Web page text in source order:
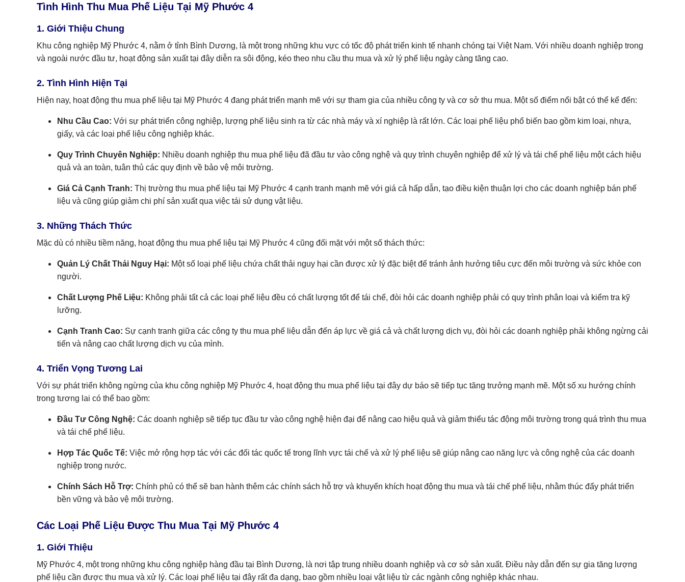
Tình Hình Thu Mua Phế Liệu Tại Mỹ Phước 4
1. Giới Thiệu Chung
Khu công nghiệp Mỹ Phước 4, nằm ở tỉnh Bình Dương, là một trong những khu vực có tốc độ phát triển kinh tế nhanh chóng tại Việt Nam. Với nhiều doanh nghiệp trong
và ngoài nước đầu tư, hoạt động sản xuất tại đây diễn ra sôi động, kéo theo nhu cầu thu mua và xử lý phế liệu ngày càng tăng cao.
2. Tình Hình Hiện Tại
Hiện nay, hoạt động thu mua phế liệu tại Mỹ Phước 4 đang phát triển mạnh mẽ với sự tham gia của nhiều công ty và cơ sở thu mua. Một số điểm nổi bật có thể kể đến:
Nhu Cầu Cao: Với sự phát triển công nghiệp, lượng phế liệu sinh ra từ các nhà máy và xí nghiệp là rất lớn. Các loại phế liệu phổ biến bao gồm kim loại, nhựa,
giấy, và các loại phế liệu công nghiệp khác.
Quy Trình Chuyên Nghiệp: Nhiều doanh nghiệp thu mua phế liệu đã đầu tư vào công nghệ và quy trình chuyên nghiệp để xử lý và tái chế phế liệu một cách hiệu
quả và an toàn, tuân thủ các quy định về bảo vệ môi trường.
Giá Cả Cạnh Tranh: Thị trường thu mua phế liệu tại Mỹ Phước 4 cạnh tranh mạnh mẽ với giá cả hấp dẫn, tạo điều kiện thuận lợi cho các doanh nghiệp bán phế
liệu và cũng giúp giảm chi phí sản xuất qua việc tái sử dụng vật liệu.
3. Những Thách Thức
Mặc dù có nhiều tiềm năng, hoạt động thu mua phế liệu tại Mỹ Phước 4 cũng đối mặt với một số thách thức:
Quản Lý Chất Thải Nguy Hại: Một số loại phế liệu chứa chất thải nguy hại cần được xử lý đặc biệt để tránh ảnh hưởng tiêu cực đến môi trường và sức khỏe con
người.
Chất Lượng Phế Liệu: Không phải tất cả các loại phế liệu đều có chất lượng tốt để tái chế, đòi hỏi các doanh nghiệp phải có quy trình phân loại và kiểm tra kỹ
lưỡng.
Cạnh Tranh Cao: Sự cạnh tranh giữa các công ty thu mua phế liệu dẫn đến áp lực về giá cả và chất lượng dịch vụ, đòi hỏi các doanh nghiệp phải không ngừng cải
tiến và nâng cao chất lượng dịch vụ của mình.
4. Triển Vọng Tương Lai
Với sự phát triển không ngừng của khu công nghiệp Mỹ Phước 4, hoạt động thu mua phế liệu tại đây dự báo sẽ tiếp tục tăng trưởng mạnh mẽ. Một số xu hướng chính
trong tương lai có thể bao gồm:
Đầu Tư Công Nghệ: Các doanh nghiệp sẽ tiếp tục đầu tư vào công nghệ hiện đại để nâng cao hiệu quả và giảm thiểu tác động môi trường trong quá trình thu mua
và tái chế phế liệu.
Hợp Tác Quốc Tế: Việc mở rộng hợp tác với các đối tác quốc tế trong lĩnh vực tái chế và xử lý phế liệu sẽ giúp nâng cao năng lực và công nghệ của các doanh
nghiệp trong nước.
Chính Sách Hỗ Trợ: Chính phủ có thể sẽ ban hành thêm các chính sách hỗ trợ và khuyến khích hoạt động thu mua và tái chế phế liệu, nhằm thúc đẩy phát triển
bền vững và bảo vệ môi trường.
Các Loại Phế Liệu Được Thu Mua Tại Mỹ Phước 4
1. Giới Thiệu
Mỹ Phước 4, một trong những khu công nghiệp hàng đầu tại Bình Dương, là nơi tập trung nhiều doanh nghiệp và cơ sở sản xuất. Điều này dẫn đến sự gia tăng lượng
phế liệu cần được thu mua và xử lý. Các loại phế liệu tại đây rất đa dạng, bao gồm nhiều loại vật liệu từ các ngành công nghiệp khác nhau.